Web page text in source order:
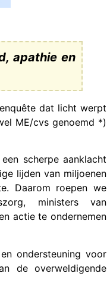
apathie en
dat licht werpt
ME/cvs genoemd *)
scherpe aanklacht
lijden van miljoenen
Daarom roepen we
ministers van
actie te ondernemen
ondersteuning voor
de overweldigende